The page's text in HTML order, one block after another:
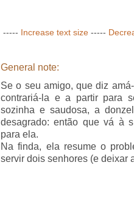
----- Increase text size -----
General note:
Se o seu amigo, que diz
contrariá-la e a partir para
sozinha e saudosa, a
desagrado: então que vá à
para ela.
Na finda, ela resume o
servir dois senhores (e deixar